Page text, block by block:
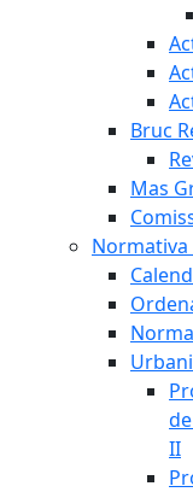
Bruc
Mas
II